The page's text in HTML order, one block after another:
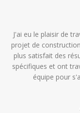
J'ai eu le plaisir de
projet de
plus satisfait des
spécifiques et ont
équipe pour